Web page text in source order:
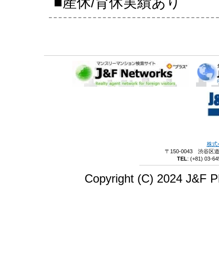
株式
〒150-0043 渋谷区
TEL: (+81) 03-
Copyright (C) 2024 J&F